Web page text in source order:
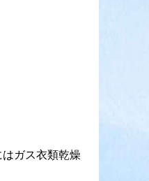
ガス衣類乾燥